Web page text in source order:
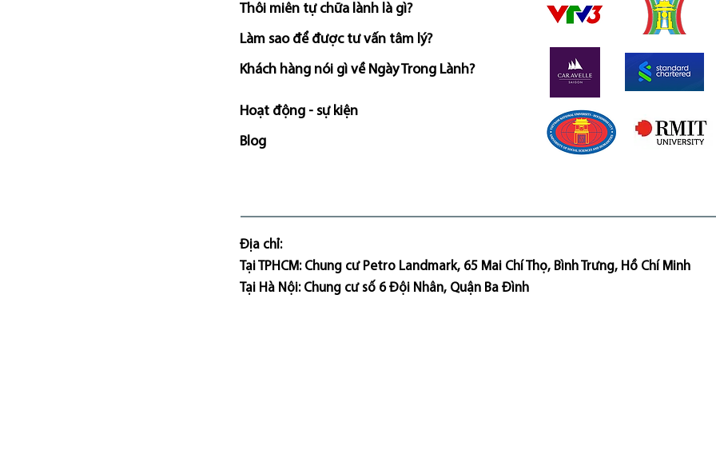
Thôi miên tự chữa lành là gì?
Làm sao để được tư vấn tâm lý?
Khách hàng nói gì về Ngày Trong Lành?
Hoạt động - sự kiện
Blog
Địa chỉ:
Tại TPHCM: Chung cư Petro Landmark, 65 Mai Chí Thọ, Bình Trưng, Hồ Chí Minh
Tại Hà Nội: Chung cư số 6 Đội Nhân, Quận Ba Đình